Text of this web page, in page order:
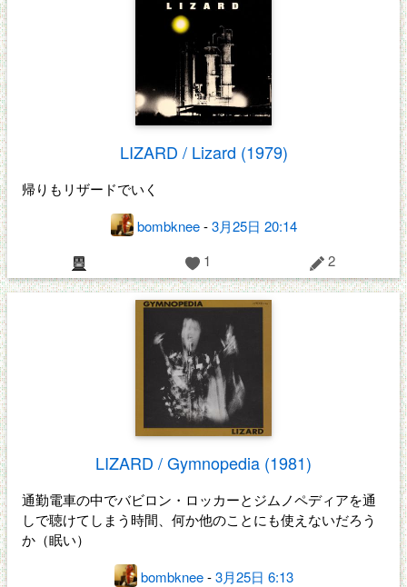
LIZARD / Lizard (1979)
帰りもリザードでいく
bombknee-3月25日 20:14
1
2
LIZARD / Gymnopedia (1981)
通勤電車の中でバビロン・ロッカーとジムノペディアを通
しで聴けてしまう時間、何か他のことにも使えないだろう
か（眠い）
bombknee-3月25日 6:13